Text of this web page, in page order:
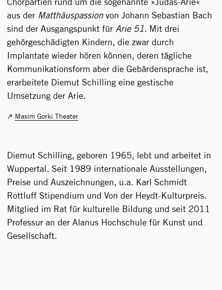
aus der Matthäuspassionvon Johann Sebastian Bach
sind der Ausgangspunkt für Arie 51. Mit drei
gehörgeschädigten Kindern, die zwar durch
Implantate wieder hören können, deren tägliche
Kommunikationsform aber die Gebärdensprache ist,
erarbeitete Diemut Schilling eine gestische
Umsetzung der Arie.
Maxim Gorki Theater
Diemut Schilling, geboren 1965, lebt und arbeitet in
Wuppertal. Seit 1989 internationale Ausstellungen,
Preise und Auszeichnungen, u.a. Karl Schmidt
Rottluff Stipendium und Von der Heydt-Kulturpreis.
Mitglied im Rat für kulturelle Bildung und seit 2011
Professur an der Alanus Hochschule für Kunst und
Gesellschaft.